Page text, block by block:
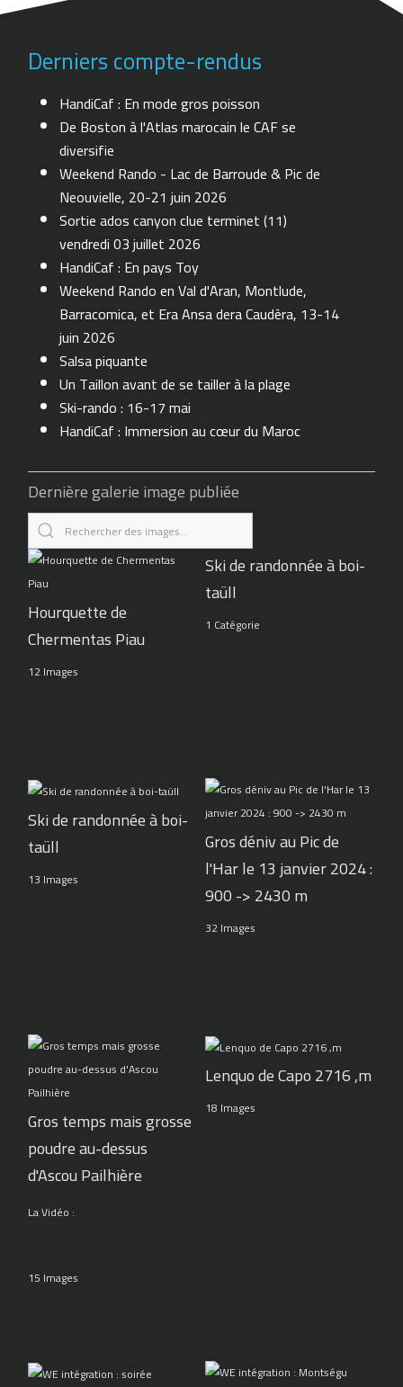
Derniers compte-rendus
HandiCaf : En mode gros poisson
De Boston à l'Atlas marocain le CAF se
diversifie
Weekend Rando - Lac de Barroude & Pic de
Neouvielle, 20-21 juin 2026
Sortie ados canyon clue terminet (11)
vendredi 03 juillet 2026
HandiCaf : En pays Toy
Weekend Rando en Val d'Aran, Montlude,
Barracomica, et Era Ansa dera Caudèra, 13-14
juin 2026
Salsa piquante
Un Taillon avant de se tailler à la plage
Ski-rando : 16-17 mai
HandiCaf : Immersion au cœur du Maroc
Dernière galerie image publiée
Hourquette de
Chermentas Piau
12 Images
Ski de randonnée à boi-
taüll
1 Catégorie
Ski de randonnée à boi-
taüll
13 Images
Gros déniv au Pic de
l'Har le 13 janvier 2024 :
900 -> 2430 m
32 Images
Gros temps mais grosse
poudre au-dessus
d'Ascou Pailhière
La Vidéo :
15 Images
Lenquo de Capo 2716 ,m
18 Images